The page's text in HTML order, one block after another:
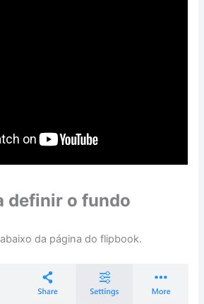
definir o fundo
abaixo da página do flipbook.